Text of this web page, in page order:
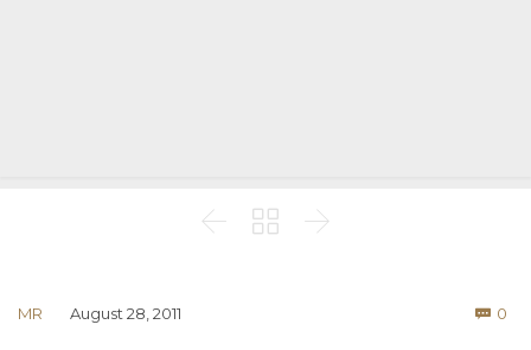
  
MR August 28, 2011  0